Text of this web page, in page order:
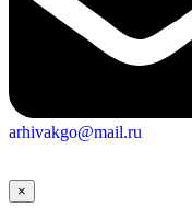
arhivakgo@mail.ru
×